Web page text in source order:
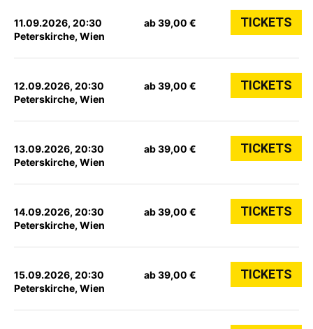
11.09.2026, 20:30
Peterskirche, Wien
ab 39,00 € TICKETS
12.09.2026, 20:30
Peterskirche, Wien
ab 39,00 € TICKETS
13.09.2026, 20:30
Peterskirche, Wien
ab 39,00 € TICKETS
14.09.2026, 20:30
Peterskirche, Wien
ab 39,00 € TICKETS
15.09.2026, 20:30
Peterskirche, Wien
ab 39,00 € TICKETS